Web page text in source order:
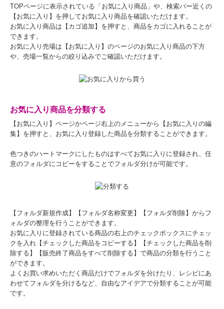
TOPページに表示されている「お気に入り商品」や、検索バー近くの
【お気に入り】を押してお気に入り商品を確認いただけます。
お気に入り商品は【カゴ追加】を押すと、商品をカゴに入れることが
できます。
お気に入り売場は【お気に入り】のページのお気に入り商品の下方
や、売場一覧からの絞り込みでご確認いただけます。
お気に入り商品を分類する
【お気に入り】ページかページ右上のメニューから【お気に入りの編
集】を押すと、お気に入り登録した商品を分類することができます。
色つきのハートマークにしたものはすべてお気に入りに登録され、任
意のフォルダにコピーをすることでフォルダ分けが可能です。
【フォルダ新規作成】【フォルダ名称変更】【フォルダ削除】からフ
ォルダの整理を行うことができます。
お気に入りに登録されている商品の右上のチェックボックスにチェッ
クを入れ【チェックした商品をコピーする】【チェックした商品を削
除する】【販売終了商品をすべて削除する】で商品の分類を行うこと
ができます。
よくお買い求めいただく商品だけでフォルダを分けたり、レシピにあ
わせてフォルダを分けるなど、自由なアイデアで分類することが可能
です。